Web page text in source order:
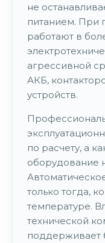
не
питанием. При
работают в
агрессивной
АКБ,
устройств.
по расчету, а
оборудование
только тогда,
температуре.
технической
поддерживает